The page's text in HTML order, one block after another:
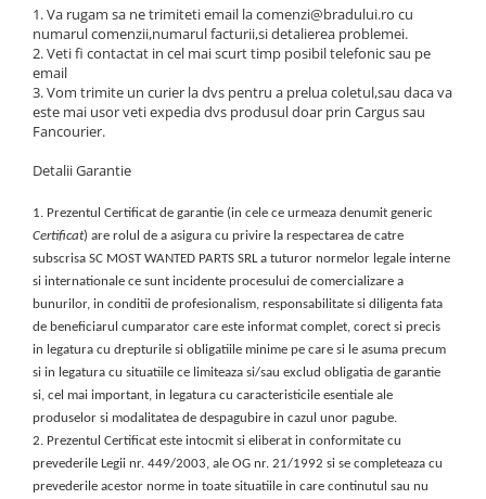
Bang & Olufsen
Becker
Black & Decker
Blackview
Bose
Bosh
Compex
Cubot
Dewalt
Doogee
e-boda
Gardena
Google
HTC
JBL
adezivi
Polish
Accesorii laptop
Alte componente
Buton
Camera Principala
Capac
Carduri memorie
Casti handsfree
Cip
Cip imprimanta
Cititor Sim
Curea ceas
Cutii telefoane
Difuzor
Filtru Camera
Folie scticla
Telefoane Philips
Telefoane Realme
Telefoane Samsung
Telefoane Sony
Telefoane Vonino
Telefoane Vonino
Telefoane Wiko
Telefoane Zte
Telefon Asus
Telefon E-Boda
Telefon iHunt
Telefon LG
Telefon Opo
1. Va rugam sa ne trimiteti email la comenzi@bradului.ro cu
numarul comenzii,numarul facturii,si detalierea problemei.
2. Veti fi contactat in cel mai scurt timp posibil telefonic sau pe
email
3. Vom trimite un curier la dvs pentru a prelua coletul,sau daca va
este mai usor veti expedia dvs produsul doar prin Cargus sau
Fancourier.
Detalii Garantie
1. Prezentul Certificat de garantie (in cele ce urmeaza denumit generic
Certificat) are rolul de a asigura cu privire la respectarea de catre
subscrisa SC MOST WANTED PARTS SRL a tuturor normelor legale interne
si internationale ce sunt incidente procesului de comercializare a
bunurilor, in conditii de profesionalism, responsabilitate si diligenta fata
de beneficiarul cumparator care este informat complet, corect si precis
in legatura cu drepturile si obligatiile minime pe care si le asuma precum
si in legatura cu situatiile ce limiteaza si/sau exclud obligatia de garantie
si, cel mai important, in legatura cu caracteristicile esentiale ale
produselor si modalitatea de despagubire in cazul unor pagube.
2. Prezentul Certificat este intocmit si eliberat in conformitate cu
prevederile Legii nr. 449/2003, ale OG nr. 21/1992 si se completeaza cu
prevederile acestor norme in toate situatiile in care continutul sau nu